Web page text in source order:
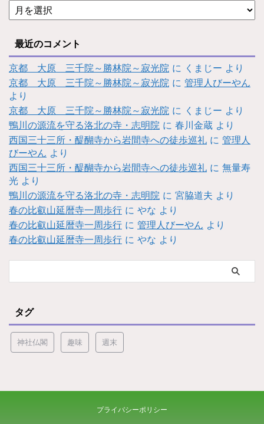
最近のコメント
京都 大原 三千院～勝林院～寂光院 に くまじー より
京都 大原 三千院～勝林院～寂光院 に 管理人びーやん
より
京都 大原 三千院～勝林院～寂光院 に くまじー より
鴨川の源流を守る洛北の寺・志明院 に 春川金蔵 より
西国三十三所・醍醐寺から岩間寺への徒歩巡礼 に 管理人
びーやん より
西国三十三所・醍醐寺から岩間寺への徒歩巡礼 に 無量寿
光 より
鴨川の源流を守る洛北の寺・志明院 に 宮脇道夫 より
春の比叡山延暦寺一周歩行 に やな より
春の比叡山延暦寺一周歩行 に 管理人びーやん より
春の比叡山延暦寺一周歩行 に やな より
タグ
神社仏閣 趣味 週末
プライバシーポリシー